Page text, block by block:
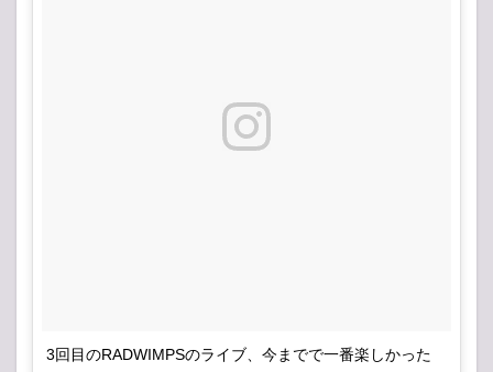
3回目のRADWIMPSのライブ、今までで一番楽しかった